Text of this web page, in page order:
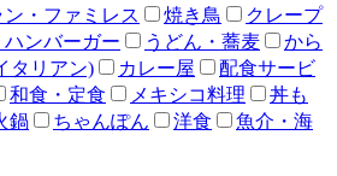
ン・ファミレス 焼き鳥
クレープ
ンバーガー
うどん・蕎麦
から
タリアン) カレー屋
配食サービ
和食・定食 メキシコ料理
丼も
鍋 ちゃんぽん 洋食
魚介・海